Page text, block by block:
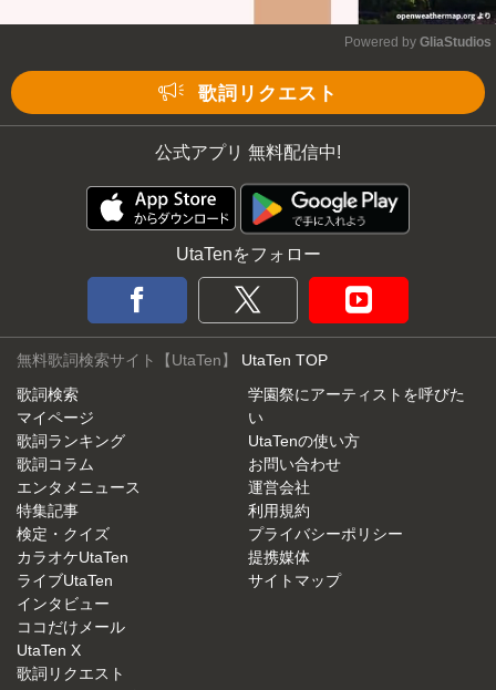
Powered by GliaStudios
歌詞リクエスト
公式アプリ 無料配信中!
UtaTenをフォロー
無料歌詞検索サイト【UtaTen】 UtaTen TOP
歌詞検索
マイページ
歌詞ランキング
歌詞コラム
エンタメニュース
特集記事
検定・クイズ
カラオケUtaTen
ライブUtaTen
インタビュー
ココだけメール
UtaTen X
歌詞リクエスト
学園祭にアーティストを呼びた
い
UtaTenの使い方
お問い合わせ
運営会社
利用規約
プライバシーポリシー
提携媒体
サイトマップ